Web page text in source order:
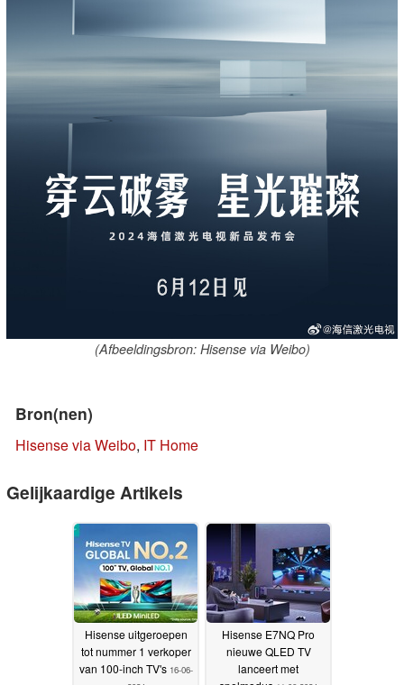
(Afbeeldingsbron: Hisense via Weibo)
Bron(nen)
Hisense via Weibo, IT Home
Gelijkaardige Artikels
Hisense uitgeroepen
tot nummer 1 verkoper
van 100-inch TV's 16-06-
Hisense E7NQ Pro
nieuwe QLED TV
lanceert met